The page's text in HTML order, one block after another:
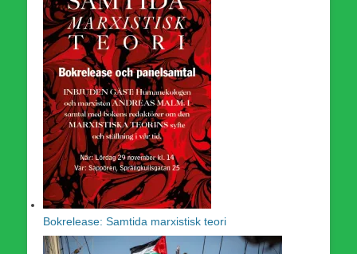
Bokrelease: Samtida marxistisk teori